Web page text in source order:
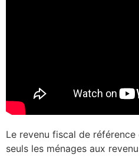
Le revenu fiscal de
seuls les ménages aux